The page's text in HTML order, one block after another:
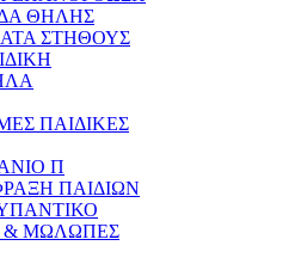
ΘΗΛΗΣ
ΣΤΗΘΟΥΣ
ΠΑΙΔΙΚΕΣ
Π
ΠΑΙΔΙΩΝ
ΜΩΛΩΠΕΣ